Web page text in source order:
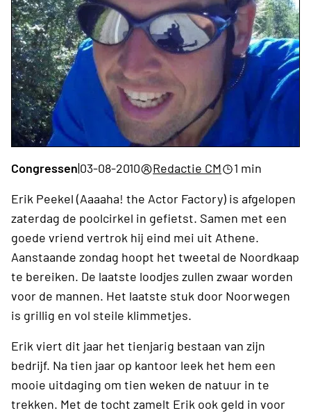
Congressen|03-08-2010 Redactie CM
1 min
Erik Peekel (Aaaaha! the Actor Factory) is afgelopen
zaterdag de poolcirkel in gefietst. Samen met een
goede vriend vertrok hij eind mei uit Athene.
Aanstaande zondag hoopt het tweetal de Noordkaap
te bereiken. De laatste loodjes zullen zwaar worden
voor de mannen. Het laatste stuk door Noorwegen
is grillig en vol steile klimmetjes.
Erik viert dit jaar het tienjarig bestaan van zijn
bedrijf. Na tien jaar op kantoor leek het hem een
mooie uitdaging om tien weken de natuur in te
trekken. Met de tocht zamelt Erik ook geld in voor